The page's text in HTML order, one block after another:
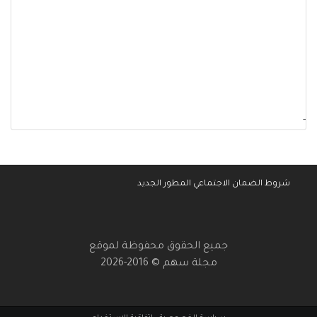
-
شروط الضمان الاجتماعي المطور الجديد
جميع الحقوق محفوظة لموقع
مجلة سهم © 2016-2026